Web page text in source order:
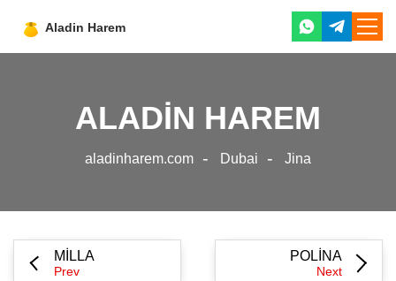
ALADIN HAREM
aladinharem.com Dubai Jina
MILLA
Prev
POLINA
Next